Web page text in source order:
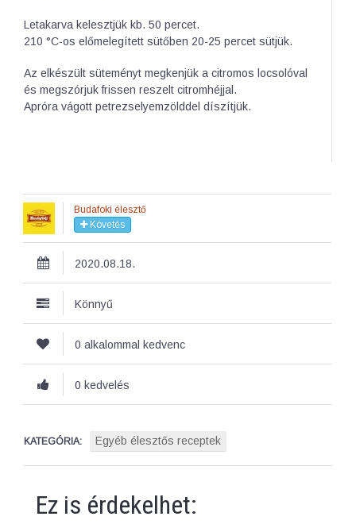
Letakarva kelesztjük kb. 50 percet.
210 °C-os előmelegített sütőben 20-25 percet sütjük.
Az elkészült süteményt megkenjük a citromos locsolóval
és megszórjuk frissen reszelt citromhéjjal.
Apróra vágott petrezselyemzölddel díszítjük.
Budafoki élesztő
Követés
2020.08.18.
Könnyű
0 alkalommal kedvenc
0 kedvelés
KATEGÓRIA: Egyéb élesztős receptek
Ez is érdekelhet: